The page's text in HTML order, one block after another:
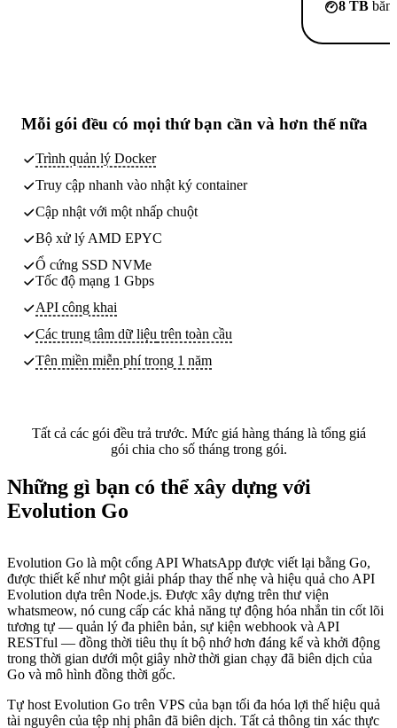
8 TB
Mỗi gói đều có mọi thứ bạn cần và hơn thế nữa
Trình quản lý Docker
Truy cập nhanh vào nhật ký container
Cập nhật với một nhấp chuột
Bộ xử lý AMD EPYC
Ổ cứng SSD NVMe
Tốc độ mạng 1 Gbps
API công khai
Các trung tâm dữ liệu trên toàn cầu
Tên miền miễn phí trong 1 năm
Tất cả các gói đều trả trước. Mức giá hàng tháng là tổng giá
gói chia cho số tháng trong gói.
Những gì bạn có thể xây dựng với
Evolution Go
Evolution Go là một cổng API WhatsApp được viết lại bằng Go,
được thiết kế như một giải pháp thay thế nhẹ và hiệu quả cho API
Evolution dựa trên Node.js. Được xây dựng trên thư viện
whatsmeow, nó cung cấp các khả năng tự động hóa nhắn tin cốt lõi
tương tự — quản lý đa phiên bản, sự kiện webhook và API
RESTful — đồng thời tiêu thụ ít bộ nhớ hơn đáng kể và khởi động
trong thời gian dưới một giây nhờ thời gian chạy đã biên dịch của
Go và mô hình đồng thời gốc.
Tự host Evolution Go trên VPS của bạn tối đa hóa lợi thế hiệu quả
tài nguyên của tệp nhị phân đã biên dịch. Tất cả thông tin xác thực